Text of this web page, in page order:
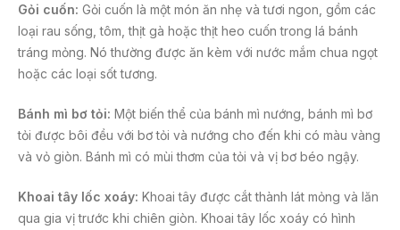
Gỏi cuốn: Gỏi cuốn là một món ăn nhẹ và tươi ngon, gồm các
loại rau sống, tôm, thịt gà hoặc thịt heo cuốn trong lá bánh
tráng mỏng. Nó thường được ăn kèm với nước mắm chua ngọt
hoặc các loại sốt tương.
Bánh mì bơ tỏi: Một biến thể của bánh mì nướng, bánh mì bơ
tỏi được bôi đều với bơ tỏi và nướng cho đến khi có màu vàng
và vỏ giòn. Bánh mì có mùi thơm của tỏi và vị bơ béo ngậy.
Khoai tây lốc xoáy: Khoai tây được cắt thành lát mỏng và lăn
qua gia vị trước khi chiên giòn. Khoai tây lốc xoáy có hình